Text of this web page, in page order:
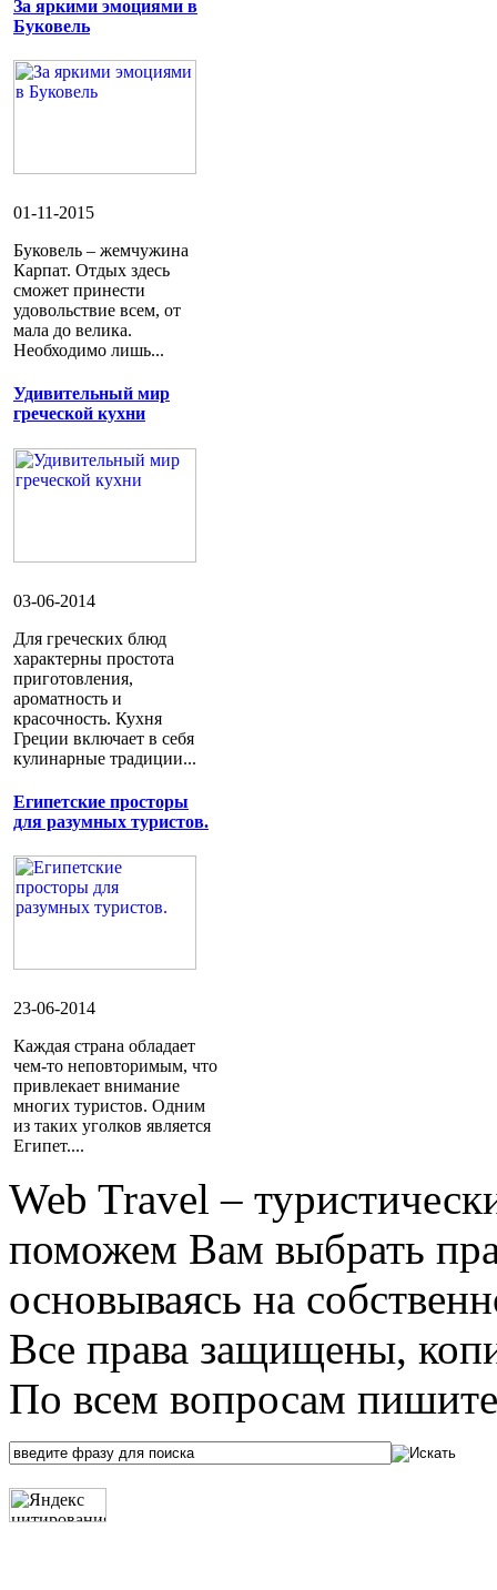
За яркими эмоциями в
Буковель
01-11-2015
Буковель – жемчужина
Карпат. Отдых здесь
сможет принести
удовольствие всем, от
мала до велика.
Необходимо лишь...
Удивительный мир
греческой кухни
03-06-2014
Для греческих блюд
характерны простота
приготовления,
ароматность и
красочность. Кухня
Греции включает в себя
кулинарные традиции...
Египетские просторы
для разумных туристов.
23-06-2014
Каждая страна обладает
чем-то неповторимым, что
привлекает внимание
многих туристов. Одним
из таких уголков является
Египет....
Web Travel –
поможем Вам выбрать
основываясь на
Все права защищены,
По всем вопросам